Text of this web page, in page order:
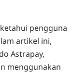
pengguna
artikel ini,
Astrapay,
menggunakan